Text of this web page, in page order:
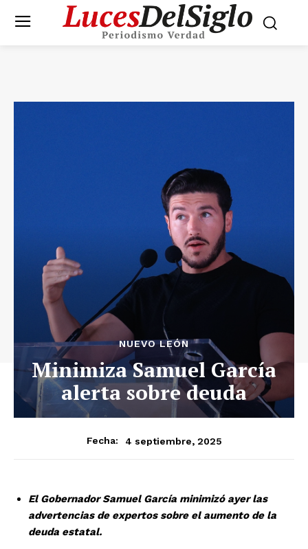
NUEVO LEÓN
Minimiza Samuel García
alerta sobre deuda
Fecha: 4 septiembre, 2025
El Gobernador Samuel García minimizó ayer las
advertencias de expertos sobre el aumento de la
deuda estatal.